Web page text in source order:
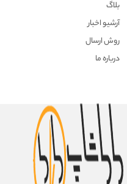
بلاگ
آرشیو اخبار
روش ارسال
درباره ما